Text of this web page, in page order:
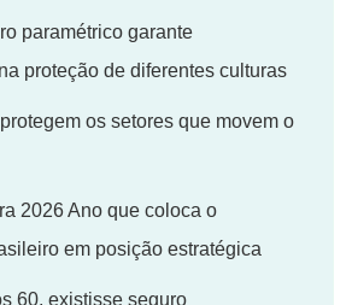
paramétrico garante
proteção de diferentes culturas
os setores que movem o
2026 Ano que coloca o
em posição estratégica
60, existisse seguro